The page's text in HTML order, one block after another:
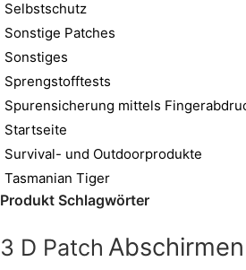
Selbstschutz
Sonstige Patches
Sonstiges
Sprengstofftests
Spurensicherung mittels
Startseite
Survival- und Outdoorprodukte
Tasmanian Tiger
Produkt Schlagwörter
3 D Patch Abschirmen